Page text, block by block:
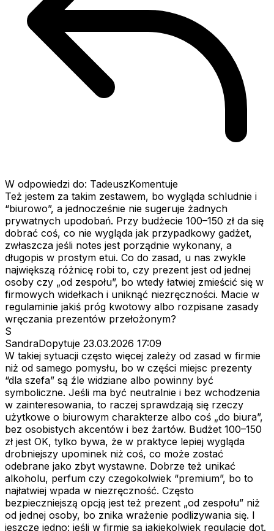
W odpowiedzi do: TadeuszKomentuje
Też jestem za takim zestawem, bo wygląda schludnie i
“biurowo”, a jednocześnie nie sugeruje żadnych
prywatnych upodobań. Przy budżecie 100–150 zł da się
dobrać coś, co nie wygląda jak przypadkowy gadżet,
zwłaszcza jeśli notes jest porządnie wykonany, a
długopis w prostym etui. Co do zasad, u nas zwykle
największą różnicę robi to, czy prezent jest od jednej
osoby czy „od zespołu”, bo wtedy łatwiej zmieścić się w
firmowych widełkach i uniknąć niezręczności. Macie w
regulaminie jakiś próg kwotowy albo rozpisane zasady
wręczania prezentów przełożonym?
S
SandraDopytuje 23.03.2026 17:09
W takiej sytuacji często więcej zależy od zasad w firmie
niż od samego pomysłu, bo w części miejsc prezenty
“dla szefa” są źle widziane albo powinny być
symboliczne. Jeśli ma być neutralnie i bez wchodzenia
w zainteresowania, to raczej sprawdzają się rzeczy
użytkowe o biurowym charakterze albo coś „do biura”,
bez osobistych akcentów i bez żartów. Budżet 100–150
zł jest OK, tylko bywa, że w praktyce lepiej wygląda
drobniejszy upominek niż coś, co może zostać
odebrane jako zbyt wystawne. Dobrze też unikać
alkoholu, perfum czy czegokolwiek “premium”, bo to
najłatwiej wpada w niezręczność. Często
bezpieczniejszą opcją jest też prezent „od zespołu” niż
od jednej osoby, bo znika wrażenie podlizywania się. I
jeszcze jedno: jeśli w firmie są jakiekolwiek regulacje dot.